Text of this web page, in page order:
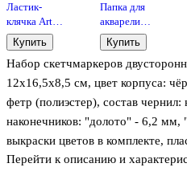
Набор скетчмаркеров
12х16,5х8,5 см, цвет корпуса:
фетр (полиэстер), состав
наконечников: "долото" - 6,2 мм,
выкраски цветов в комплекте,
стикером + картонная коробка.
Перейти к описанию и
Ластик-
клячка Art
idea,
художественный,
для
карандашей,
Купить
Папка для
акварели
«Флора», 10
листов, А3
Купить